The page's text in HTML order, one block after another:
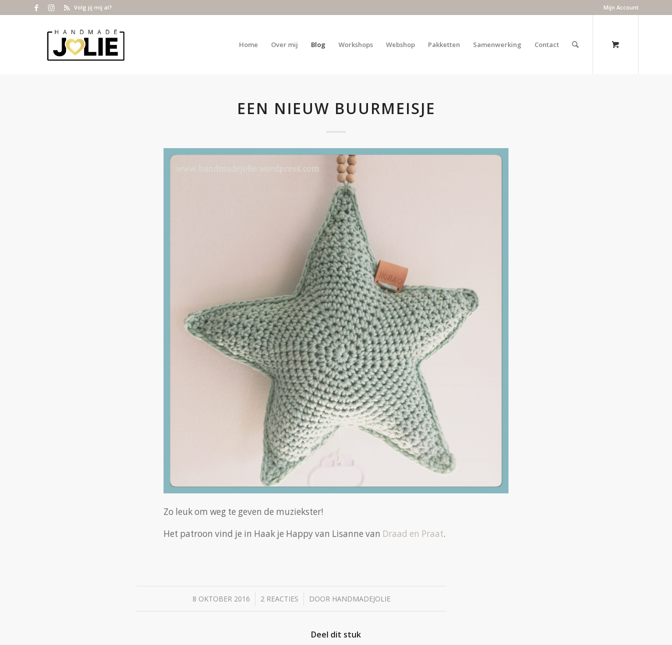
Mijn Account
Volg jij mij al?
Home Over mij Blog Workshops Webshop Pakketten Samenwerking Contact
EEN NIEUW BUURMEISJE
Zo leuk om weg te geven de muziekster!
Het patroon vind je in Haak je Happy van Lisanne van Draad en Praat.
8 OKTOBER 2016
/ 2 REACTIES
/ DOOR HANDMADEJOLIE
Deel dit stuk